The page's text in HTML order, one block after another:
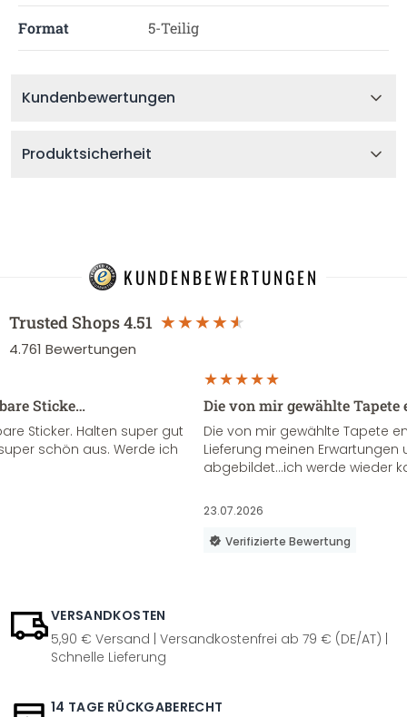
Format 5-Teilig
Kundenbewertungen
Produktsicherheit
KUNDENBEWERTUNGEN
Trusted Shops4.51
4.761 Bewertungen
Sticke…
Sticker. Halten super gut
schön aus. Werde ich
Die von mir gewählte
Die von mir gewählte Tapete
Lieferung meinen Erwartungen
abgebildet...ich werde wieder
23.07.2026
Verifizierte Bewertung
VERSANDKOSTEN
5,90 € Versand | Versandkostenfrei ab 79 € (DE/AT) |
Schnelle Lieferung
14 TAGE RÜCKGABERECHT